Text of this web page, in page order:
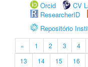
Orcid
CV
ResearcherID
Repositório
« 1 2 3 4
13
14 15 16